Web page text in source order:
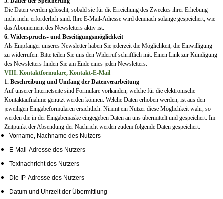
Die Daten werden gelöscht, sobald sie für die Erreichung des Zweckes ihrer Erhebung
nicht mehr erforderlich sind. Ihre E-Mail-Adresse wird demnach solange gespeichert, wie
das Abonnement des Newsletters aktiv ist.
6. Widerspruchs- und Beseitigungsmöglichkeit
Als Empfänger unseres Newsletter haben Sie jederzeit die Möglichkeit, die Einwilligung
zu widerrufen. Bitte teilen Sie uns den Widerruf schriftlich mit. Einen Link zur Kündigung
des Newsletters finden Sie am Ende eines jeden Newsletters.
VIII. Kontaktformulare, Kontakt-E-Mail
1. Beschreibung und Umfang der Datenverarbeitung
Auf unserer Internetseite sind Formulare vorhanden, welche für die elektronische
Kontaktaufnahme genutzt werden können. Welche Daten erhoben werden, ist aus den
jeweiligen Eingabeformularen ersichtlich. Nimmt ein Nutzer diese Möglichkeit wahr, so
werden die in der Eingabemaske eingegeben Daten an uns übermittelt und gespeichert. Im
Zeitpunkt der Absendung der Nachricht werden zudem folgende Daten gespeichert:
Vorname, Nachname des Nutzers
E-Mail-Adresse des Nutzers
Textnachricht des Nutzers
Die IP-Adresse des Nutzers
Datum und Uhrzeit der Übermittlung